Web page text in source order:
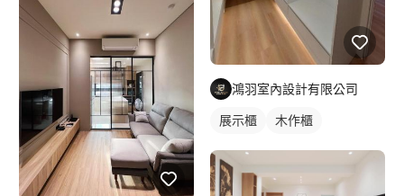
鴻羽室內設計有限公司
展示櫃 木作櫃